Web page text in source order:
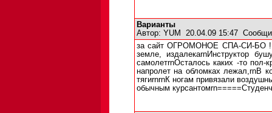
Варианты
Автор: YUM 20.04.09 15:47
за сайт ОГРОМОНОЕ СПА-СИ-БО
земле, издалекаrnИнструктор
самолетrnОсталось каких -то
напролет на обломках лежал,rnВ
тягиrnrnК ногам привязали
обычным